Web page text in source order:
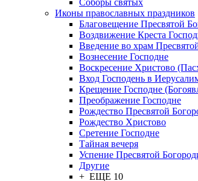
Соборы святых
Иконы православных праздников
Благовещение Пресвятой
Воздвижение Креста
Введение во храм
Вознесение Господне
Воскресение Христово
Вход Господень в
Крещение Господне
Преображение Господне
Рождество Пресвятой
Рождество Христово
Сретение Господне
Тайная вечеря
Успение Пресвятой
Другие
+ ЕЩЕ 10